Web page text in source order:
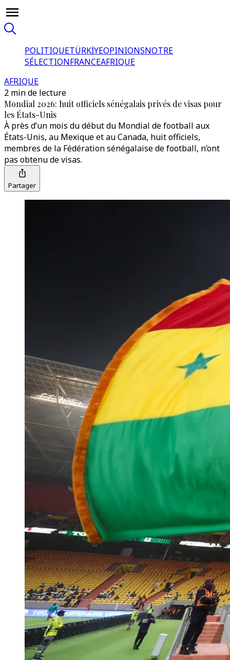
POLITIQUETÜRKİYEOPINIONSNOTRE
SÉLECTIONFRANCEAFRIQUE
AFRIQUE
2 min de lecture
Mondial 2026: huit officiels sénégalais privés de visas pour
les États-Unis
À près d’un mois du début du Mondial de football aux
États-Unis, au Mexique et au Canada, huit officiels,
membres de la Fédération sénégalaise de football, n’ont
pas obtenu de visas.
Partager